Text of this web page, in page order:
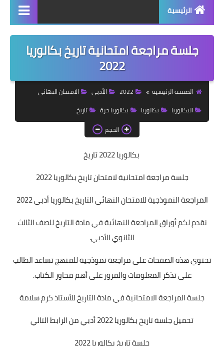
الرئيسية
مفاضلة البكالوريا
مفاضلة 2019-2020
مفاضلة 2018-2019
مفاضلة 2016-2017
مفاضلة 2015-2016
مفاضلة 2014-2015
مفاضلة 2013-2014
اختبارات
فلسفة
وطنية
جلسة مراجعة امتحانية تاريخ بكالوريا
2022
الصفحة الرئيسية 2022 الأدبي
الامتحان النهائي
البكالوريا
بكالوريا بكالوريا حرة
تاريخ
الحجم
بكالوريا 2022 تاريخ
جلسة مراجعة امتحانية لامتحان تاريخ بكالوريا 2022
المراجعة النموذجية للامتحان النهائي التاريخ بكالوريا أدبي 2022
نقدم لكم أوراق المراجعة النهائية في مادة التاريخ للصف الثالث
الثانوي الأدبي.
تحتوي هذه الصفحات على مراجعة نموذجية للمنهج تساعد الطالب
على تذكر المعلومات والمرور على أهم محاور الكتاب.
جلسة المراجعة الامتحانية في مادة التاريخ للأستاذ كرم سلامة
تحميل جلسة تاريخ بكالوريا 2022 أدبي من الرابط التالي
جلسة تاريخ بكالوريا 2022